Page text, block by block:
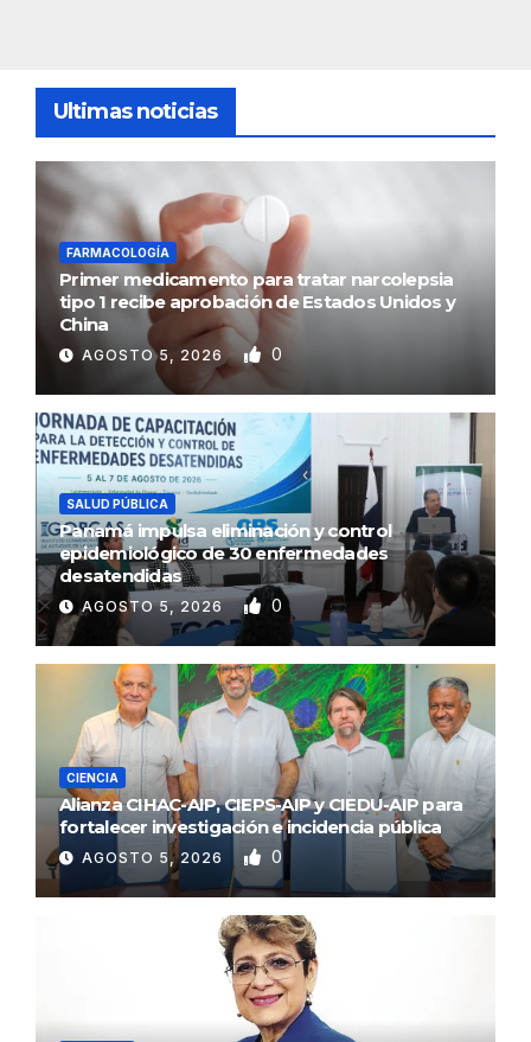
Ultimas noticias
FARMACOLOGÍA
Primer medicamento para tratar narcolepsia
tipo 1 recibe aprobación de Estados Unidos y
China
AGOSTO 5, 2026 0
SALUD PÚBLICA
Panamá impulsa eliminación y control
epidemiológico de 30 enfermedades
desatendidas
AGOSTO 5, 2026 0
CIENCIA
Alianza CIHAC-AIP, CIEPS-AIP y CIEDU-AIP para
fortalecer investigación e incidencia pública
AGOSTO 5, 2026 0